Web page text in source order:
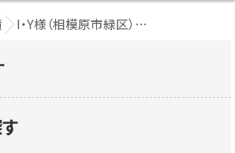
I・Y様（相模原市緑区）外壁塗装工事